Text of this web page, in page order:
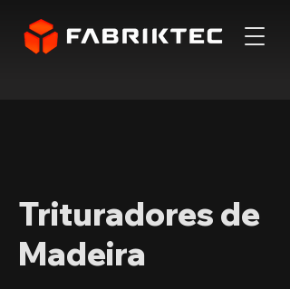
Trituradores de
Madeira